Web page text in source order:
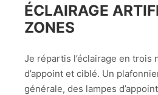
ÉCLAIRAGE
ZONES
Je répartis l’éclairage en trois
d’appoint et ciblé. Un
générale, des lampes